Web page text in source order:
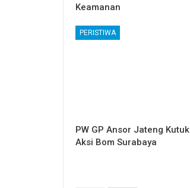
Keamanan
PERISTIWA
PW GP Ansor Jateng Kutuk
Aksi Bom Surabaya